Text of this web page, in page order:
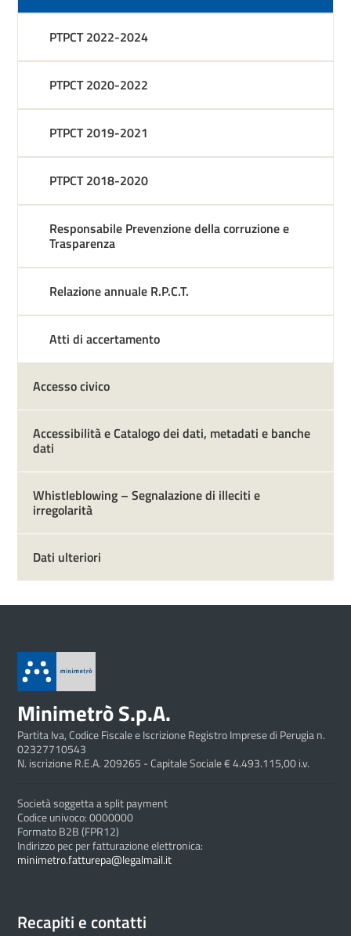
PTPCT 2022-2024
PTPCT 2020-2022
PTPCT 2019-2021
PTPCT 2018-2020
Responsabile Prevenzione della corruzione e
Trasparenza
Relazione annuale R.P.C.T.
Atti di accertamento
Accesso civico
Accessibilità e Catalogo dei dati, metadati e banche
dati
Whistleblowing – Segnalazione di illeciti e
irregolarità
Dati ulteriori
Minimetrò S.p.A.
Partita Iva, Codice Fiscale e Iscrizione Registro Imprese di Perugia n.
02327710543
N. iscrizione R.E.A. 209265 - Capitale Sociale € 4.493.115,00 i.v.
Società soggetta a split payment
Codice univoco: 0000000
Formato B2B (FPR12)
Indirizzo pec per fatturazione elettronica:
minimetro.fatturepa@legalmail.it
Recapiti e contatti